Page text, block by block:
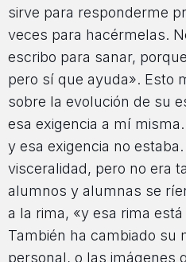
sirve para responderme
veces para hacérmelas.
escribo para sanar,
pero sí que ayuda». Esto
sobre la evolución de su
esa exigencia a mí
y esa exigencia no
visceralidad, pero no era
alumnos y alumnas se
a la rima, «y esa rima
También ha cambiado su
personal, o las imágenes